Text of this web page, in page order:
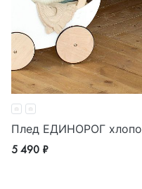
Плед ЕДИНОРОГ
5 490 ₽